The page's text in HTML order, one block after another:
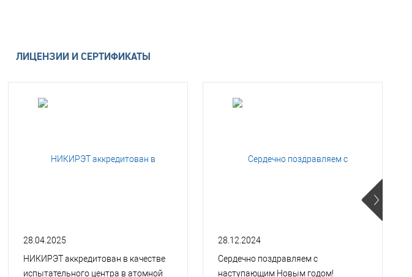
ЛИЦЕНЗИИ И СЕРТИФИКАТЫ
28.04.2025
НИКИРЭТ аккредитован в качестве
испытательного центра в атомной
28.12.2024
Сердечно поздравляем с
наступающим Новым годом!